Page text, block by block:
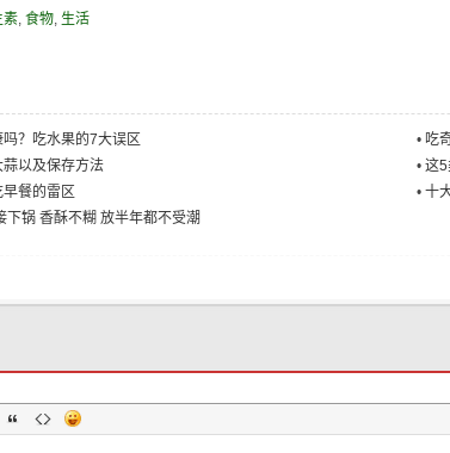
素, 食物, 生活
？吃水果的7大误区 • 吃
以及保存方法 • 这5
餐的雷区 • 十
下锅 香酥不糊 放半年都不受潮